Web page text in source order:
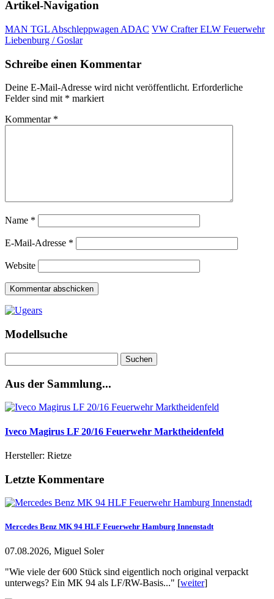
Artikel-Navigation
MAN TGL Abschleppwagen ADAC VW Crafter ELW Feuerwehr
Liebenburg / Goslar
Schreibe einen Kommentar
Deine E-Mail-Adresse wird nicht veröffentlicht. Erforderliche
Felder sind mit * markiert
Kommentar *
Name *
E-Mail-Adresse *
Website
Modellsuche
nach:
Aus der Sammlung...
Iveco Magirus LF 20/16 Feuerwehr Marktheidenfeld
Hersteller: Rietze
Letzte Kommentare
Mercedes Benz MK 94 HLF Feuerwehr Hamburg Innenstadt
07.08.2026, Miguel Soler
"Wie viele der 600 Stück sind eigentlich noch original verpackt
unterwegs? Ein MK 94 als LF/RW-Basis..." [weiter]